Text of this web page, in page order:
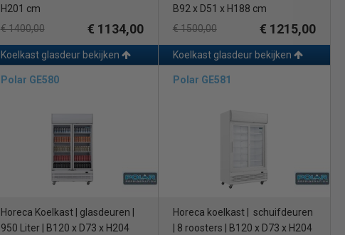
H201 cm
€ 1400,00
€ 1134,00
Koelkast glasdeur bekijken
B92 x D51 x H188 cm
€ 1500,00
€ 1215,00
Koelkast glasdeur bekijken
Polar GE580
Horeca Koelkast | glasdeuren |
950 Liter | B120 x D73 x H204
Polar GE581
Horeca koelkast | schuifdeuren
| 8 roosters | B120 x D73 x H204